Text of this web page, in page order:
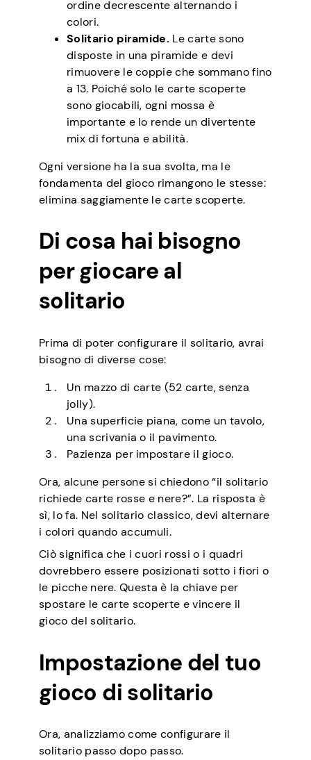
ordine decrescente alternando i
colori.
Solitario piramide. Le carte sono
disposte in una piramide e devi
rimuovere le coppie che sommano fino
a 13. Poiché solo le carte scoperte
sono giocabili, ogni mossa è
importante e lo rende un divertente
mix di fortuna e abilità.
Ogni versione ha la sua svolta, ma le
fondamenta del gioco rimangono le stesse:
elimina saggiamente le carte scoperte.
Di cosa hai bisogno
per giocare al
solitario
Prima di poter configurare il solitario, avrai
bisogno di diverse cose:
Un mazzo di carte (52 carte, senza
jolly).
Una superficie piana, come un tavolo,
una scrivania o il pavimento.
Pazienza per impostare il gioco.
Ora, alcune persone si chiedono “il solitario
richiede carte rosse e nere?”. La risposta è
sì, lo fa. Nel solitario classico, devi alternare
i colori quando accumuli.
Ciò significa che i cuori rossi o i quadri
dovrebbero essere posizionati sotto i fiori o
le picche nere. Questa è la chiave per
spostare le carte scoperte e vincere il
gioco del solitario.
Impostazione del tuo
gioco di solitario
Ora, analizziamo come configurare il
solitario passo dopo passo.